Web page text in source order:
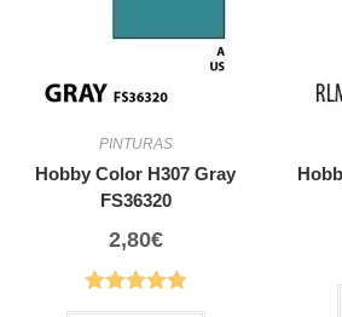
PINTURAS
Hobby Color H307 Gray
FS36320
2,80€